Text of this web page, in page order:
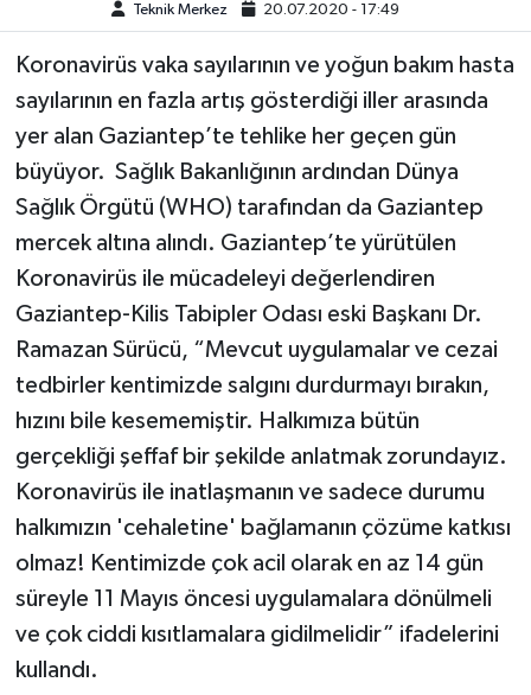
Teknik Merkez 20.07.2020 - 17:49
Koronavirüs vaka sayılarının ve yoğun bakım hasta
sayılarının en fazla artış gösterdiği iller arasında
yer alan Gaziantep’te tehlike her geçen gün
büyüyor. Sağlık Bakanlığının ardından Dünya
Sağlık Örgütü (WHO) tarafından da Gaziantep
mercek altına alındı. Gaziantep’te yürütülen
Koronavirüs ile mücadeleyi değerlendiren
Gaziantep-Kilis Tabipler Odası eski Başkanı Dr.
Ramazan Sürücü, “Mevcut uygulamalar ve cezai
tedbirler kentimizde salgını durdurmayı bırakın,
hızını bile kesememiştir. Halkımıza bütün
gerçekliği şeffaf bir şekilde anlatmak zorundayız.
Koronavirüs ile inatlaşmanın ve sadece durumu
halkımızın 'cehaletine' bağlamanın çözüme katkısı
olmaz! Kentimizde çok acil olarak en az 14 gün
süreyle 11 Mayıs öncesi uygulamalara dönülmeli
ve çok ciddi kısıtlamalara gidilmelidir” ifadelerini
kullandı.
Yeme-İçme